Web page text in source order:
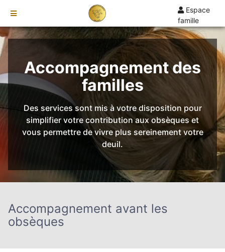
Espace
famille
TARIFS
DÉMARCHES
CRÉMATION / INCINÉRATION
ORGANISATION / PRÉPARATION
URGENCE / ASSISTANCE
VILLENEUVE-DE-BERG
VALS-LES-BAINS
Accompagnement des
familles
Des services sont mis à votre disposition pour
simplifier votre contribution aux obsèques et
vous permettre de vivre plus sereinement votre
deuil.
Accompagnement avant les
obsèques